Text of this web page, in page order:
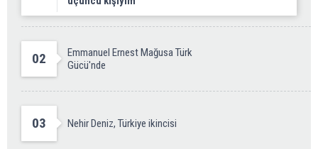
02
Emmanuel Ernest Mağusa Türk
Gücü'nde
03 Nehir Deniz, Türkiye ikincisi